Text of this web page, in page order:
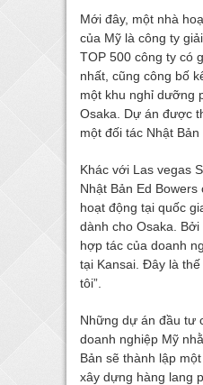
Mới đây, một nhà
của Mỹ là công ty
TOP 500 công ty có
nhất, cũng công bố
một khu nghỉ dưỡng
Osaka. Dự án được
một đối tác Nhật Bản
Khác với Las vegas
Nhật Bản Ed
hoạt động tại quốc
dành cho Osaka. Bởi
hợp tác của doanh
tại Kansai. Đây là
tôi”.
Những dự án đầu tư
doanh nghiệp Mỹ
Bản sẽ thành lập
xây dựng hàng lang